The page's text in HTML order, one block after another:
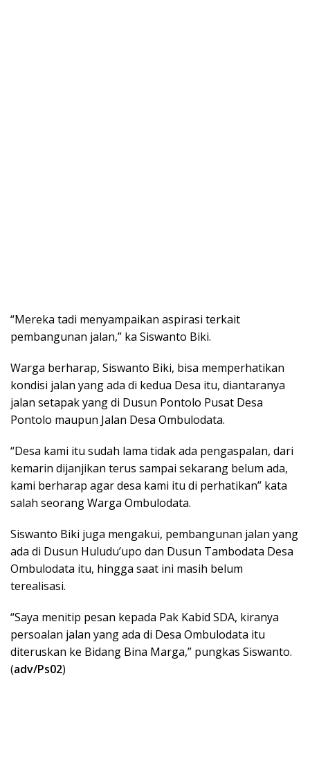
“Mereka tadi menyampaikan aspirasi terkait
pembangunan jalan,” ka Siswanto Biki.
Warga berharap, Siswanto Biki, bisa memperhatikan
kondisi jalan yang ada di kedua Desa itu, diantaranya
jalan setapak yang di Dusun Pontolo Pusat Desa
Pontolo maupun Jalan Desa Ombulodata.
“Desa kami itu sudah lama tidak ada pengaspalan, dari
kemarin dijanjikan terus sampai sekarang belum ada,
kami berharap agar desa kami itu di perhatikan” kata
salah seorang Warga Ombulodata.
Siswanto Biki juga mengakui, pembangunan jalan yang
ada di Dusun Huludu’upo dan Dusun Tambodata Desa
Ombulodata itu, hingga saat ini masih belum
terealisasi.
“Saya menitip pesan kepada Pak Kabid SDA, kiranya
persoalan jalan yang ada di Desa Ombulodata itu
diteruskan ke Bidang Bina Marga,” pungkas Siswanto.
(adv/Ps02)